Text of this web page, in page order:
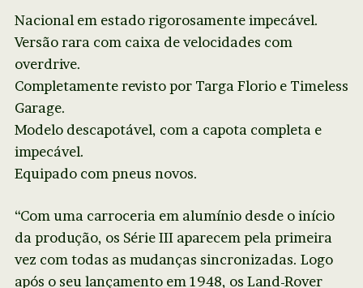
Nacional em estado rigorosamente impecável.
Versão rara com caixa de velocidades com
overdrive.
Completamente revisto por Targa Florio e Timeless
Garage.
Modelo descapotável, com a capota completa e
impecável.
Equipado com pneus novos.
“Com uma carroceria em alumínio desde o início
da produção, os Série III aparecem pela primeira
vez com todas as mudanças sincronizadas. Logo
após o seu lançamento em 1948, os Land-Rover